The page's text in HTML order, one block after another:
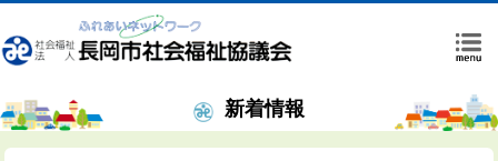
新着情報